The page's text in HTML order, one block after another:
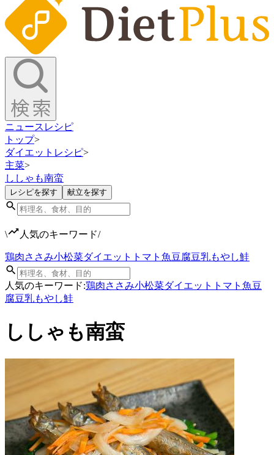
ニュース レシピ
トップ>
ダイエットレシピ>
主菜>
ししゃも南蛮
レシピを探す 献立を探す
\ 人気のキーワード/
鶏肉ささみ小松菜ダイエット トマト 魚豆腐豆乳もやし鮭
人気のキーワード:鶏肉ささみ小松菜ダイエット トマト 魚豆
腐豆乳もやし鮭
ししゃも南蛮